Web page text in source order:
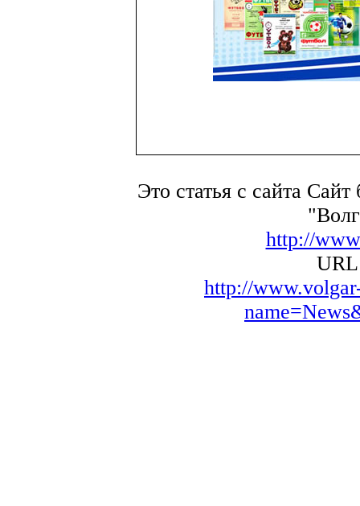
Это статья с сайта
http://
URL
http://